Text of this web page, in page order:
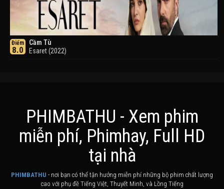
Điểm
8.0
Cầm Tù
Esaret (2022)
Khuyển Dạ Xoa
PHIMBATHU - Xem phim
miễn phí, Phimhay, Full HD
tại nhà
PHIMBATHU - nơi bạn có thể tận hưởng miễn phí những bộ phim chất lượng
cao với phụ đề Tiếng Việt, Thuyết Minh, và Lồng Tiếng